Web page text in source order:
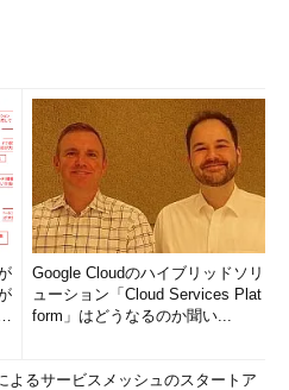
Google Cloudのハイブリッドソリ
ューション「Cloud Services Plat
form」はどうなるのか聞い...
よるサービスメッシュのスタートア